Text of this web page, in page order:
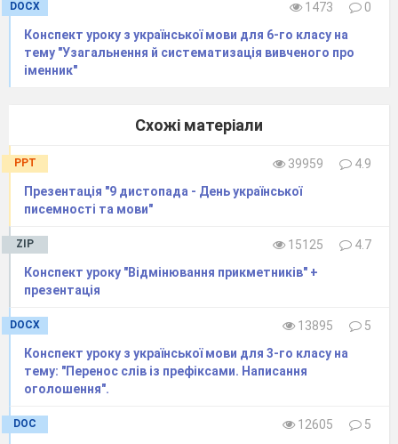
Орфографічну помилку допущено в
Туреччина, Галичина, Черкащина
Луганщина, Сумщина, Харківщина
Словаччина, Збаражчина, Київщина
Спрощення позначається на письмі в усіх
словах рядка (0,5)
Балас..ний, виїз..ний, захис..ний
Тиж..невий, очис..ний, зліс..ний
Форпос..ний, безшелес..ний, перс..ні
2. імпульсивний
3. субтильний
DOCX 1473
0
Конспект уроку з української мови для 6-го класу на
тему "Узагальнення й систематизація вивченого про
іменник"
Схожі матеріали
PPT 39959
4.9
Презентація "9 дистопада - День української
писемності та мови"
ZIP 15125
4.7
Конспект уроку "Відмінювання прикметників" +
презентація
DOCX 13895
5
Конспект уроку з української мови для 3-го класу на
тему: "Перенос слів із префіксами. Написання
оголошення".
DOC 12605
5